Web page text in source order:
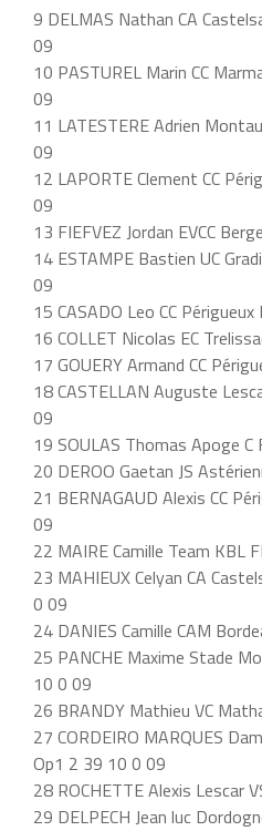
9 DELMAS Nathan CA
09
10 PASTUREL Marin CC
09
11 LATESTERE Adrien
09
12 LAPORTE Clement CC
09
13 FIEFVEZ Jordan EVCC
14 ESTAMPE Bastien UC
09
15 CASADO Leo CC
16 COLLET Nicolas EC
17 GOUERY Armand CC
18 CASTELLAN Auguste
09
19 SOULAS Thomas Apoge
20 DEROO Gaetan JS
21 BERNAGAUD Alexis CC
09
22 MAIRE Camille Team KBL
23 MAHIEUX Celyan CA
0 09
24 DANIES Camille CAM
25 PANCHE Maxime Stade
10 0 09
26 BRANDY Mathieu VC
27 CORDEIRO MARQUES
Op1 2 39 10 0 09
28 ROCHETTE Alexis Lescar
29 DELPECH Jean luc